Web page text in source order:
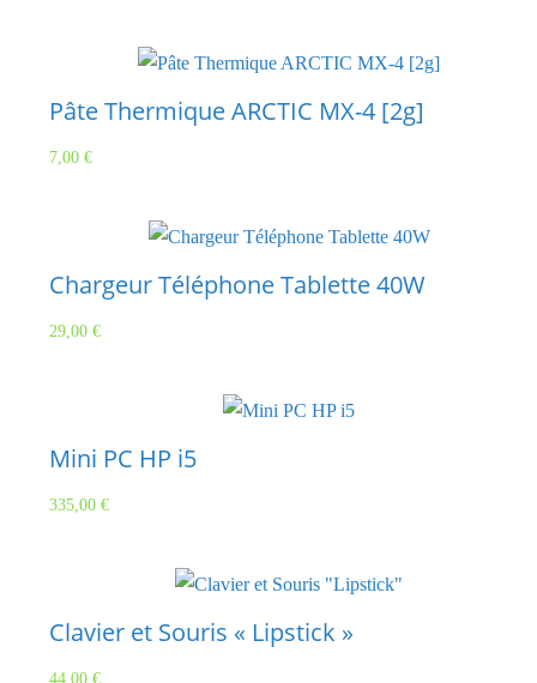
Pâte Thermique ARCTIC MX-4 [2g]
7,00 €
Chargeur Téléphone Tablette 40W
29,00 €
Mini PC HP i5
335,00 €
Clavier et Souris « Lipstick »
44,00 €